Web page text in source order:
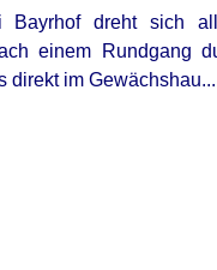
dreht sich
einem Rundgang
direkt im Gewächshau...